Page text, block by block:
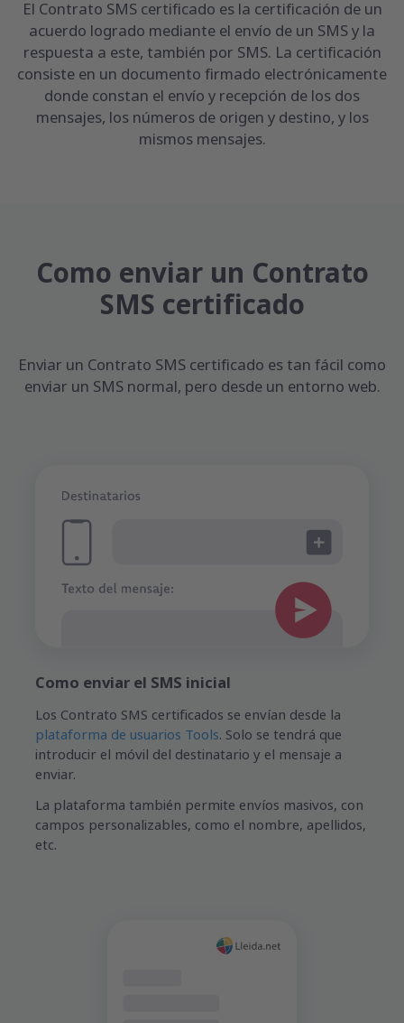
El Contrato SMS certificado es la certificación de un
acuerdo logrado mediante el envío de un SMS y la
respuesta a este, también por SMS. La certificación
consiste en un documento firmado electrónicamente
donde constan el envío y recepción de los dos
mensajes, los números de origen y destino, y los
mismos mensajes.
Como enviar un Contrato
SMS certificado
Enviar un Contrato SMS certificado es tan fácil como
enviar un SMS normal, pero desde un entorno web.
Como enviar el SMS inicial
Los Contrato SMS certificados se envían desde la
plataforma de usuarios Tools. Solo se tendrá que
introducir el móvil del destinatario y el mensaje a
enviar.
La plataforma también permite envíos masivos, con
campos personalizables, como el nombre, apellidos,
etc.